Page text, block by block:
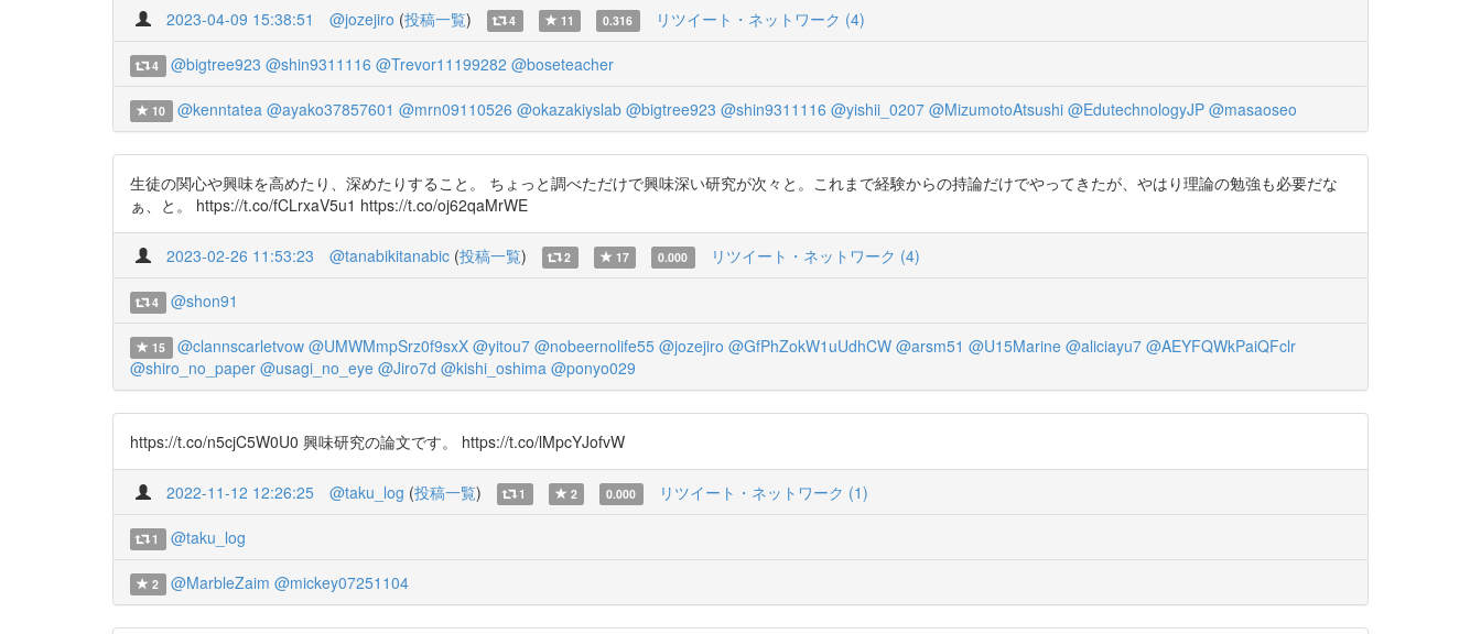
2023-04-09 15:38:51 @jozejiro (投稿一覧) 4 11 0.316 リツイート・ネットワーク (4)
4 @bigtree923 @shin9311116 @Trevor11199282 @boseteacher
10 @kenntatea @ayako37857601 @mrn09110526 @okazakiyslab @bigtree923 @shin9311116 @yishii_0207 @MizumotoAtsushi @EdutechnologyJP @masaoseo
生徒の関心や興味を高めたり、深めたりすること。 ちょっと調べただけで興味深い研究が次々と。これまで経験からの持論だけでやってきたが、やはり理論の勉強も必要だな
ぁ、と。 https://t.co/fCLrxaV5u1 https://t.co/oj62qaMrWE
2023-02-26 11:53:23 @tanabikitanabic (投稿一覧) 2 17 0.000 リツイート・ネットワーク (4)
4 @shon91
15 @clannscarletvow @UMWMmpSrz0f9sxX @yitou7 @nobeernolife55 @jozejiro @GfPhZokW1uUdhCW @arsm51 @U15Marine @aliciayu7 @AEYFQWkPaiQFclr
@shiro_no_paper @usagi_no_eye @Jiro7d @kishi_oshima @ponyo029
https://t.co/n5cjC5W0U0 興味研究の論文です。 https://t.co/lMpcYJofvW
2022-11-12 12:26:25 @taku_log (投稿一覧) 1 2 0.000 リツイート・ネットワーク (1)
1 @taku_log
2 @MarbleZaim @mickey07251104